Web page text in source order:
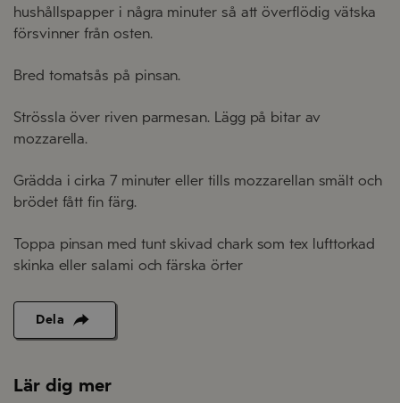
hushållspapper i några minuter så att överflödig vätska
försvinner från osten.
Bred tomatsås på pinsan.
Strössla över riven parmesan. Lägg på bitar av
mozzarella.
Grädda i cirka 7 minuter eller tills mozzarellan smält och
brödet fått fin färg.
Toppa pinsan med tunt skivad chark som tex lufttorkad
skinka eller salami och färska örter
Dela
Lär dig mer